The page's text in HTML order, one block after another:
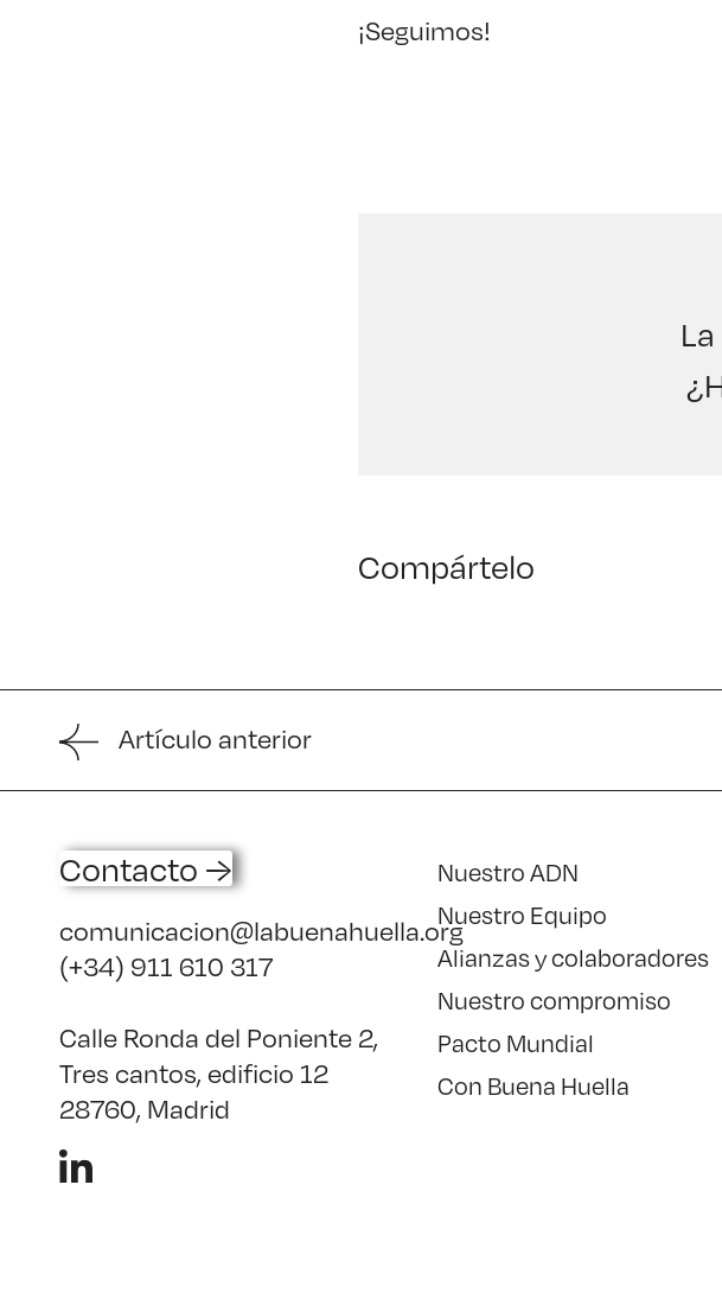
¡Seguimos!
Compártelo
Artículo anterior
Contacto →
comunicacion@labuenahuella.org
(+34) 911 610 317
Calle Ronda del Poniente 2,
Tres cantos, edificio 12
28760, Madrid
Nuestro ADN
Nuestro Equipo
Alianzas y colaboradores
Nuestro compromiso
Pacto Mundial
Con Buena Huella